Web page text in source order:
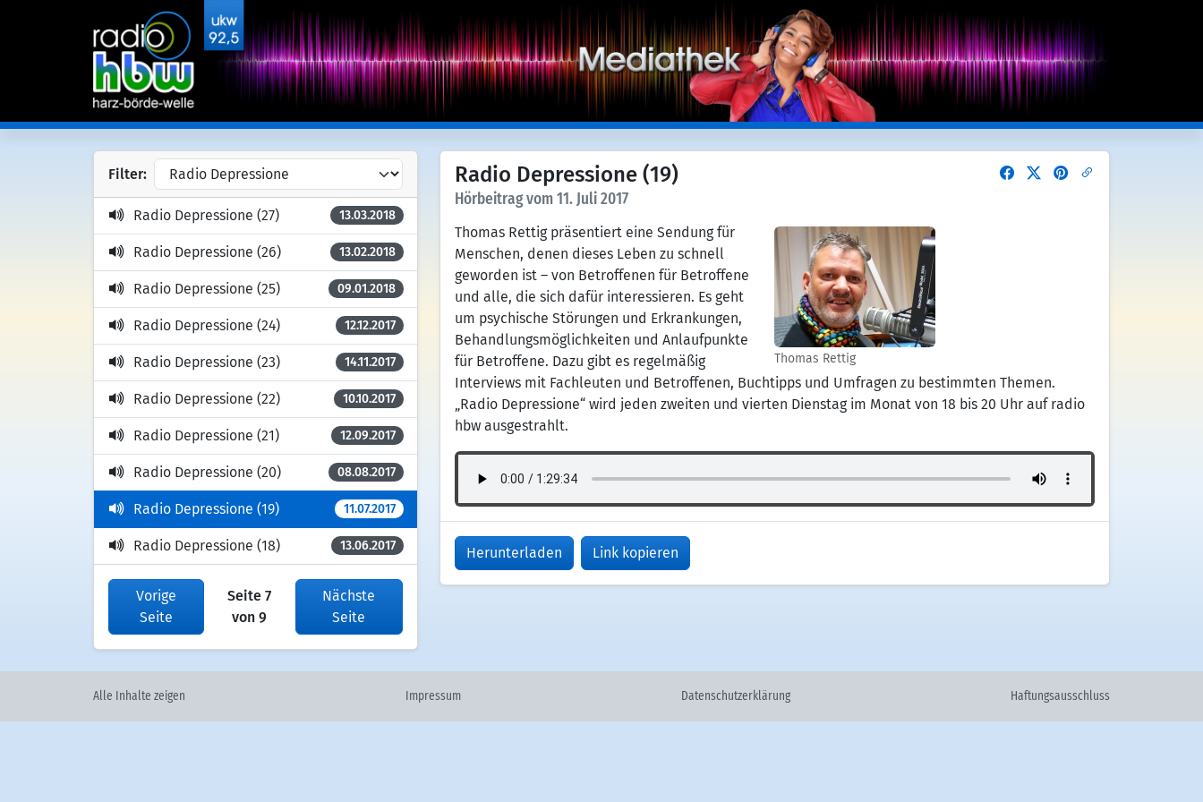
Radio Depressione (19)
Hörbeitrag vom 11. Juli 2017
Thomas Rettig
Thomas Rettig präsentiert eine Sendung für
Menschen, denen dieses Leben zu schnell
geworden ist – von Betroffenen für Betroffene
und alle, die sich dafür interessieren. Es geht
um psychische Störungen und Erkrankungen,
Behandlungsmöglichkeiten und Anlaufpunkte
für Betroffene. Dazu gibt es regelmäßig
Interviews mit Fachleuten und Betroffenen, Buchtipps und Umfragen zu bestimmten Themen.
„Radio Depressione“ wird jeden zweiten und vierten Dienstag im Monat von 18 bis 20 Uhr auf radio
hbw ausgestrahlt.
Herunterladen Link kopieren
Filter:
Radio Depressione (27) 13.03.2018
Radio Depressione (26) 13.02.2018
Radio Depressione (25) 09.01.2018
Radio Depressione (24) 12.12.2017
Radio Depressione (23) 14.11.2017
Radio Depressione (22) 10.10.2017
Radio Depressione (21) 12.09.2017
Radio Depressione (20) 08.08.2017
Radio Depressione (19) 11.07.2017
Radio Depressione (18) 13.06.2017
Vorige
Seite
Seite 7
von 9
Nächste
Seite
Alle Inhalte zeigen Impressum Datenschutzerklärung Haftungsausschluss